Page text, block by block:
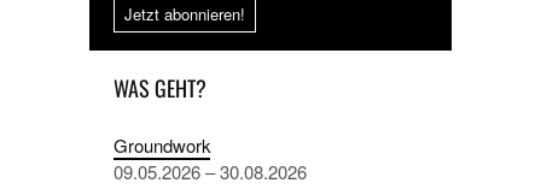
Jetzt abonnieren!
WAS GEHT?
Groundwork
09.05.2026 – 30.08.2026